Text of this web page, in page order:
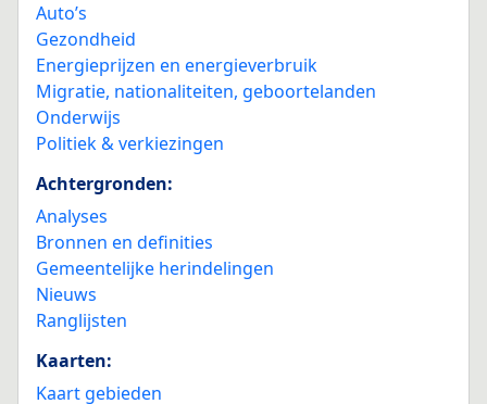
Auto’s
Gezondheid
Energieprijzen en energieverbruik
Migratie, nationaliteiten, geboortelanden
Onderwijs
Politiek & verkiezingen
Achtergronden:
Analyses
Bronnen en definities
Gemeentelijke herindelingen
Nieuws
Ranglijsten
Kaarten:
Kaart gebieden